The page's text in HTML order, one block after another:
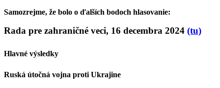
Samozrejme, že bolo o ďalších bodoch hlasovanie:
Rada pre zahraničné veci, 16 decembra 2024 (tu)
Hlavné výsledky
Ruská útočná vojna proti Ukrajine